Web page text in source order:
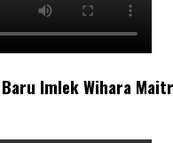
Imlek Wihara